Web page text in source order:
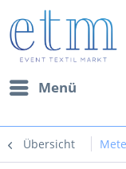
Menü
Übersicht